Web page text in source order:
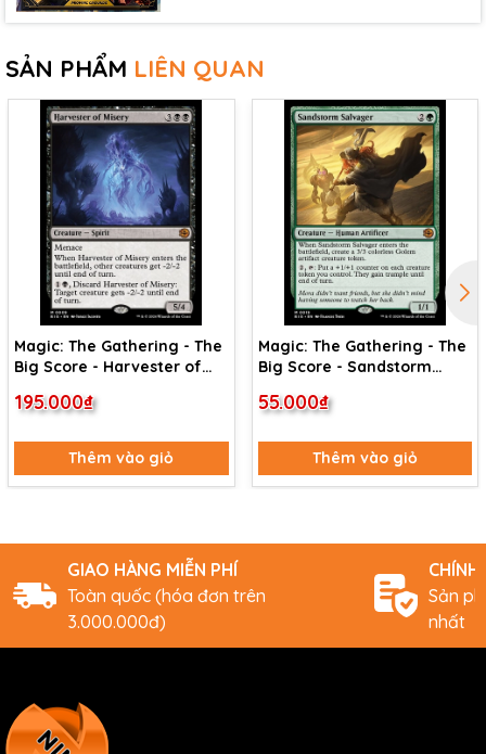
SẢN PHẨM LIÊN QUAN
Magic: The Gathering - The
Big Score - Harvester of
195.000₫
Thêm vào giỏ
Magic: The Gathering - The
Big Score - Sandstorm
55.000₫
Thêm vào giỏ
GIAO HÀNG MIỄN PHÍ
Toàn quốc (hóa đơn trên
3.000.000đ)
CHÍNH
Sản
nhất